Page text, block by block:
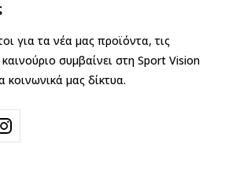
για τα νέα μας προϊόντα, τις
συμβαίνει στη Sport Vision
μας δίκτυα.